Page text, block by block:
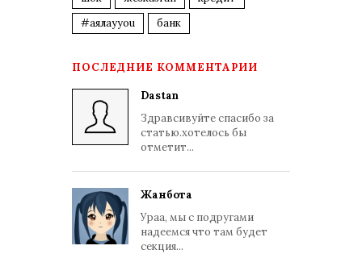
#аялауyou
банк
ПОСЛЕДНИЕ КОММЕНТАРИИ
Dastan
Здравсивуйте спасибо за
статью.хотелось бы
отметит...
Жанбота
Ураа, мы с подругами
надеемся что там будет
секция...